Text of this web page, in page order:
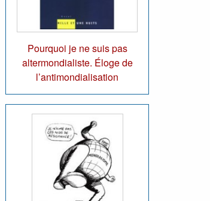
Pourquoi je ne suis pas
altermondialiste. Éloge de
l’antimondialisation